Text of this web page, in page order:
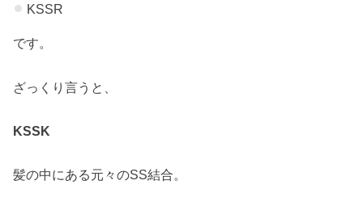
KSSR
です。
ざっくり言うと、
KSSK
髪の中にある元々のSS結合。